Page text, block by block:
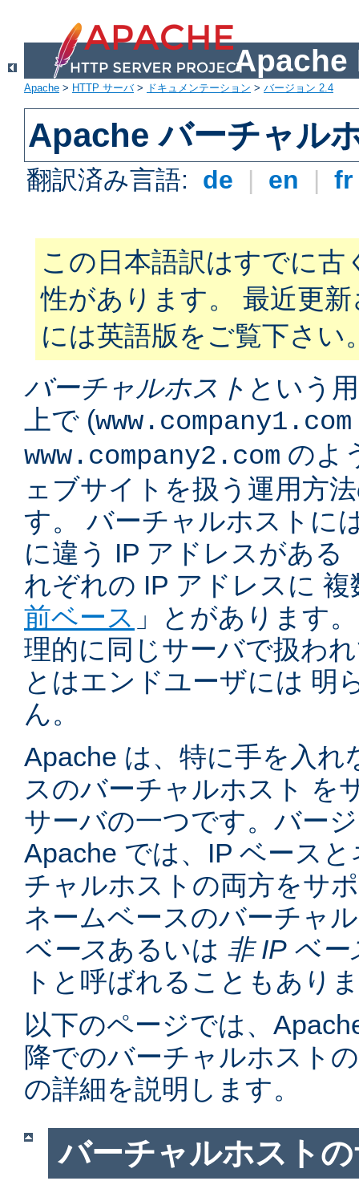
Apache
Apache > HTTP サーバ> ドキュメンテーション > バージョン 2.4
Apache バーチャル
翻訳済み言語: de | en |
この日本語訳はすでに古
性があります。 最近更
には英語版をご覧下さい
バーチャルホスト という
上で (www.company1.com
www.company2.com のよ
ェブサイトを扱う運用方
す。 バーチャルホストに
に違う IP アドレスがある
れぞれの IP アドレスに
前ベース 」とがあります
理的に同じサーバで扱わ
とはエンドユーザには 明
ん。
Apache は、特に手を入れ
スのバーチャルホスト を
サーバの一つです。バー
Apache では、IP ベース
チャルホストの両方をサ
ネームベースのバーチャ
ベースあるいは 非 IP ベー
トと呼ばれることもあり
以下のページでは、
降でのバーチャルホスト
の詳細を説明します。
バーチャルホスト